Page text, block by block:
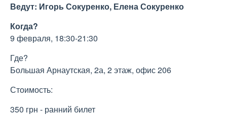
Ведут: Игорь Сокуренко, Елена Сокуренко
Когда?
9 февраля, 18:30-21:30
Где?
Большая Арнаутская, 2а, 2 этаж, офис 206
Стоимость:
350 грн - ранний билет